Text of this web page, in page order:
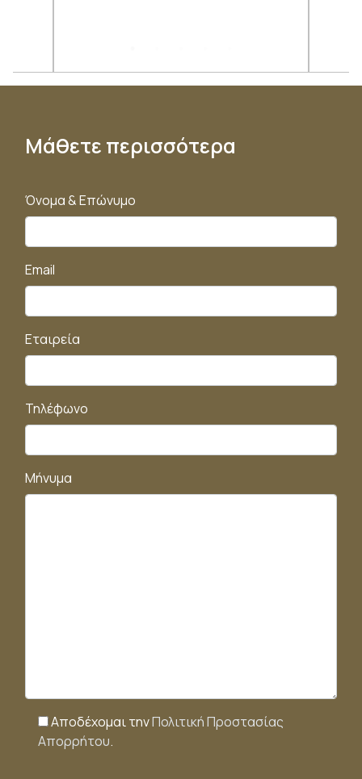
Μάθετε περισσότερα
Όνομα & Επώνυμο
Email
Εταιρεία
Τηλέφωνο
Μήνυμα
Αποδέχομαι τηνΠολιτική Προστασίας
Απορρήτου.